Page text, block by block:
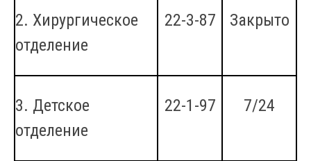
2. Хирургическое
отделение
22-3-87 Закрыто
3. Детское
отделение
22-1-97 7/24